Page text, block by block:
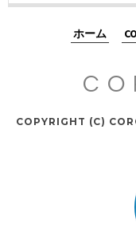
ホーム
COPYRIGHT (C)